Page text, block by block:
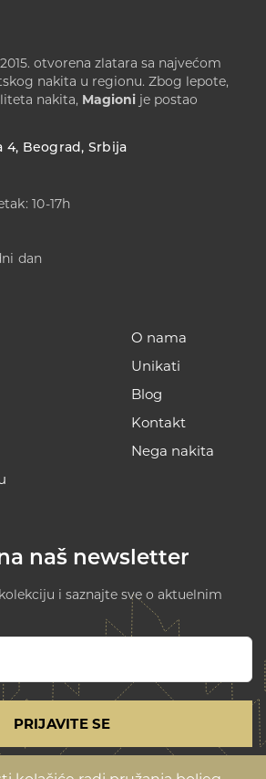
otvorena zlatara sa najvećom
nakita u regionu. Zbog lepote,
nakita, Magioni je postao
4, Beograd, Srbija
10-17h
dan
O nama
Unikati
Blog
Kontakt
Nega nakita
naš newsletter
i saznajte sve o aktuelnim
PRIJAVITE SE